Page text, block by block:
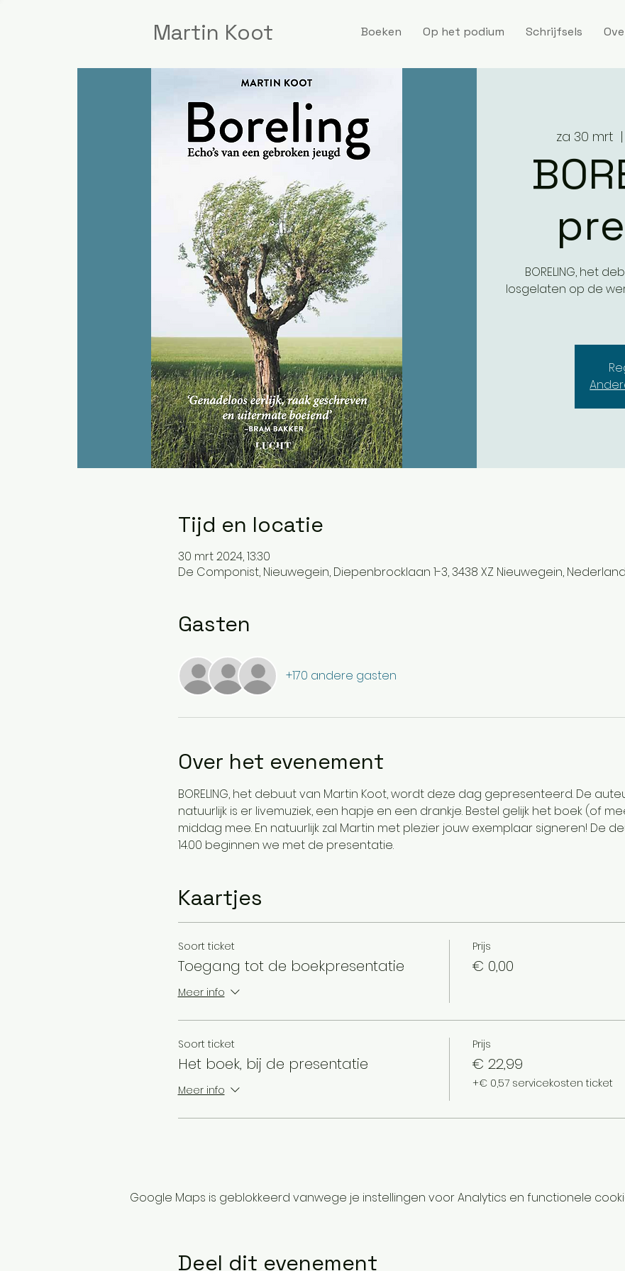
Martin Koot Boeken Op het podium Schrijfsels
za 30 mrt
  |
BORELING, het
losgelaten op de
Tijd en locatie
30 mrt 2024, 13:30
De Componist, Nieuwegein, Diepenbrocklaan 1-3, 3438 XZ Nieuwegein, Nederland
Gasten
+170 andere gasten
Over het evenement
BORELING, het debuut van Martin Koot, wordt deze dag gepresenteerd. De
natuurlijk is er livemuziek, een hapje en een drankje. Bestel gelijk het boek (of
middag mee. En natuurlijk zal Martin met plezier jouw exemplaar signeren! De
14.00 beginnen we met de presentatie.
Kaartjes
Soort ticket
Toegang tot de boekpresentatie
Meer info
Prijs
€ 0,00
Soort ticket
Het boek, bij de presentatie
Meer info
Prijs
€ 22,99
+€ 0,57 servicekosten ticket
Google Maps is geblokkeerd vanwege je instellingen voor Analytics en functionele
Deel dit evenement